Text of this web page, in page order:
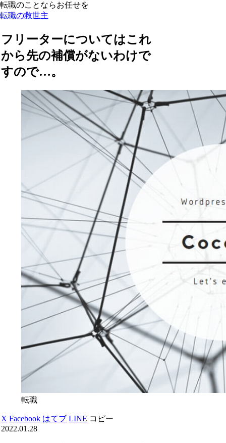
転職のことならお任せを
転職の救世主
フリーターについてはこれ
から先の補償がないわけで
すので…。
転職
X Facebook はてブ LINE コピー
2022.01.28